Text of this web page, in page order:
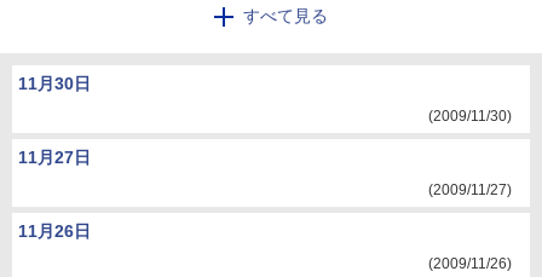
2014年 2013
すべて見る
11月30日
(2009/11/30)
11月27日
(2009/11/27)
11月26日
(2009/11/26)